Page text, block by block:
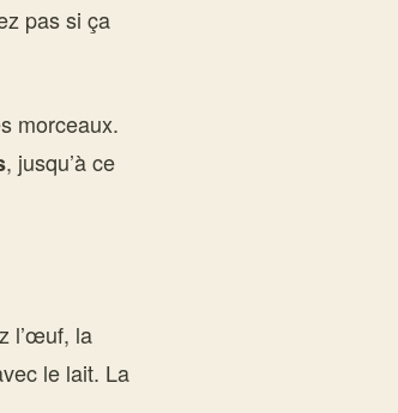
pas si ça
morceaux.
, jusqu’à ce
l’œuf, la
le lait. La